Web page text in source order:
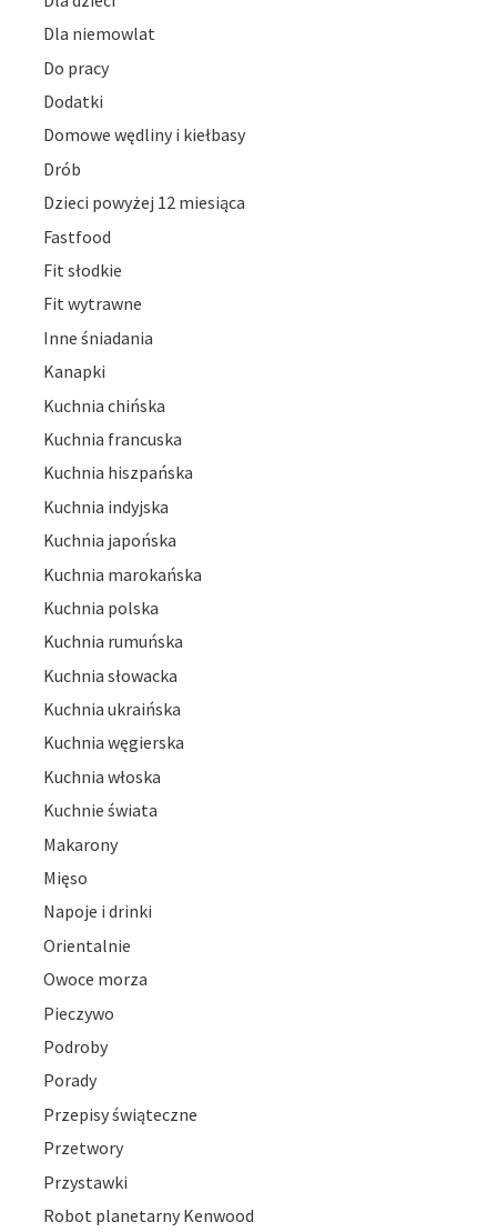
Dla niemowlat
Do pracy
Dodatki
Domowe wędliny i kiełbasy
Drób
Dzieci powyżej 12 miesiąca
Fastfood
Fit słodkie
Fit wytrawne
Inne śniadania
Kanapki
Kuchnia chińska
Kuchnia francuska
Kuchnia hiszpańska
Kuchnia indyjska
Kuchnia japońska
Kuchnia marokańska
Kuchnia polska
Kuchnia rumuńska
Kuchnia słowacka
Kuchnia ukraińska
Kuchnia węgierska
Kuchnia włoska
Kuchnie świata
Makarony
Mięso
Napoje i drinki
Orientalnie
Owoce morza
Pieczywo
Podroby
Porady
Przepisy świąteczne
Przetwory
Przystawki
Robot planetarny Kenwood